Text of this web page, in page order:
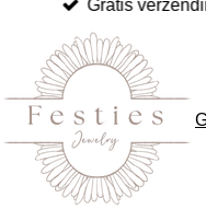
Gratis